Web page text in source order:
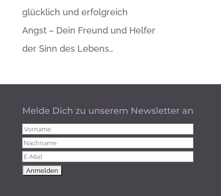
glücklich und erfolgreich
Angst – Dein Freund und Helfer
der Sinn des Lebens…
Melde Dich zu unserem Newsletter an